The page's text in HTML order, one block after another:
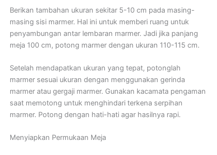
Berikan tambahan ukuran sekitar 5-10 cm pada masing-
masing sisi marmer. Hal ini untuk memberi ruang untuk
penyambungan antar lembaran marmer. Jadi jika panjang
meja 100 cm, potong marmer dengan ukuran 110-115 cm.
Setelah mendapatkan ukuran yang tepat, potonglah
marmer sesuai ukuran dengan menggunakan gerinda
marmer atau gergaji marmer. Gunakan kacamata pengaman
saat memotong untuk menghindari terkena serpihan
marmer. Potong dengan hati-hati agar hasilnya rapi.
Menyiapkan Permukaan Meja